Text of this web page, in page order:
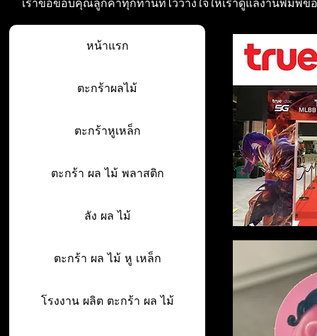
หน้าแรก
ตะกร้าผลไม้
ตะกร้าหูเหล็ก
ตะกร้า ผล ไม้ พลาสติก
ลัง ผล ไม้
ตะกร้า ผล ไม้ หู เหล็ก
โรงงาน ผลิต ตะกร้า ผล ไม้